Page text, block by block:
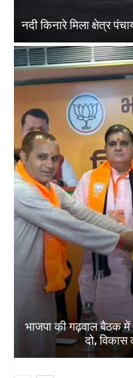
नदी किनारे मिला क्षेत्र
भाजपा की गढ़वाल बैठक
दो,